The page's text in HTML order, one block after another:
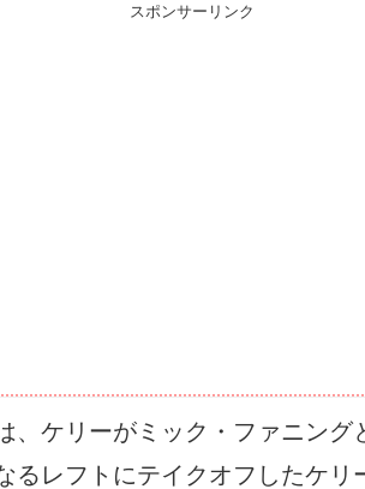
スポンサーリンク
、ケリーがミック・ファニング
るレフトにテイクオフしたケリ